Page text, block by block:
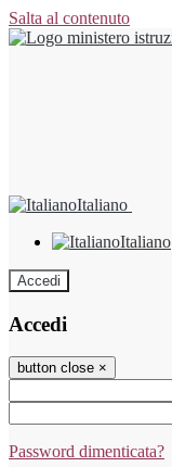
Salta al contenuto
Italiano
Italiano
Accedi
Accedi
button close ×
Password dimenticata?